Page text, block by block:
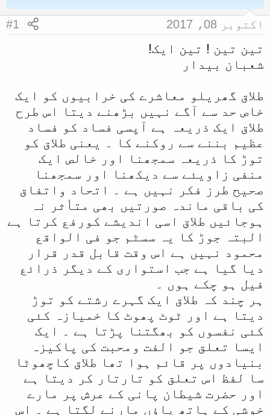
ک
آ
غ
ز
ک
ر
ن
ے
ل
ا
آ
ا
ز
اکتوبر 08، 2017 #1
تین تین ! تین ایک!
شعبان بیدار
طلاق گھریلو معاشرے کی خرابیوں کو ایک
خاص حد سے آگے نہیں بڑھنے دیتا اس طرح
طلاق ایک ذریعہ ہے آپسی فساد کو فساد
عظیم بننے سے روکنے کا ۔ یعنی طلاق کو
توڑ کا ذریعہ سمجھنا اور خالص ایک
منفی زاویئے سے دیکھنا اور سمجھنا
صحیح طرز فکر نہیں ہے ۔ اتحاد واتفاق
کی باقی ماندہ صورتیں بھی متأثر نہ
ہوجائیں طلاق اسی اندیشے کورفع کرتا ہے
البتہ جوڑ کا یہ سسٹم جو فی الواقع
محمود نہیں ہے اس وقت قابل قدر قرار
دیا گیا ہے جب استواری کے دیگر ذرائع
فیل ہو چکے ہوں ۔
ہر چند کہ طلاق ایک گہرے رشتے کو توڑ
دیتا ہے اور ٹوٹ پھوٹ کا خمیازہ کئی
کئی نفسوں کو بھگتنا پڑتا ہے ۔ ایک
ایسا تعلق جو الفت ومحبت کی پاکیزہ
بنیادوں پر قائم ہوا تھا طلاق کاچھوٹا
سا لفظ اس تعلق کو تارتار کر دیتا ہے
اور حضرت شیطان پانی کے عرش پر مارے
خوشی کے ہاتھ پاؤں مارنے لگتا ہے ۔ اس